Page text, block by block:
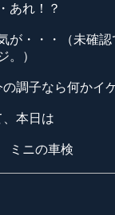
あれ！？
が・・・（未確
。）
調子なら何かイ
、本日は
ミニの車検